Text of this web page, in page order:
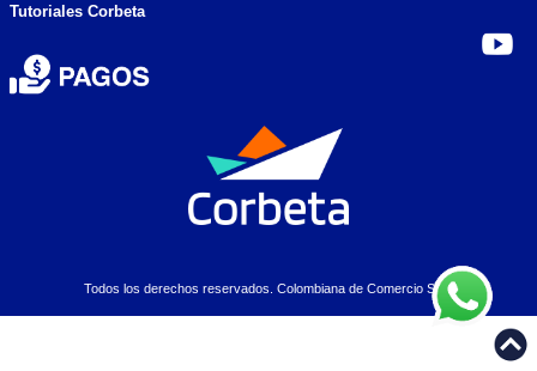
Tutoriales Corbeta
Todos los derechos reservados. Colombiana de Comercio S.A..